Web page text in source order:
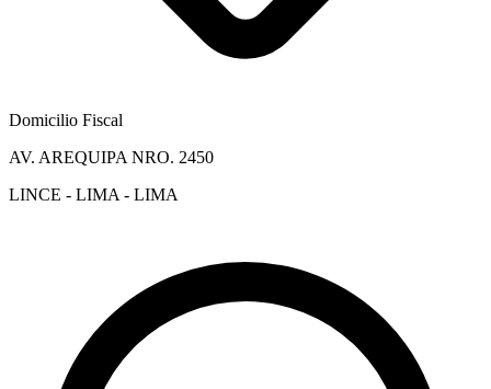
Domicilio Fiscal
AV. AREQUIPA NRO. 2450
LINCE - LIMA - LIMA